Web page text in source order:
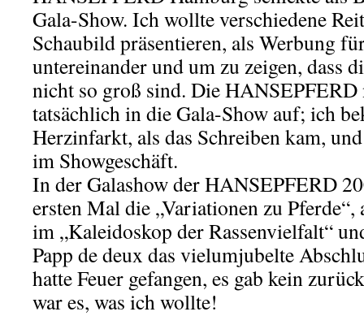
Gala-Show. Ich wollte verschiedene
Schaubild präsentieren, als Werbung
untereinander und um zu zeigen, dass
nicht so groß sind. Die HANSEPFERD
tatsächlich in die Gala-Show auf; ich
Herzinfarkt, als das Schreiben kam,
im Showgeschäft.
In der Galashow der HANSEPFERD
ersten Mal die „Variationen zu
im „Kaleidoskop der Rassenvielfalt“
Papp de deux das vielumjubelte
hatte Feuer gefangen, es gab kein
war es, was ich wollte!